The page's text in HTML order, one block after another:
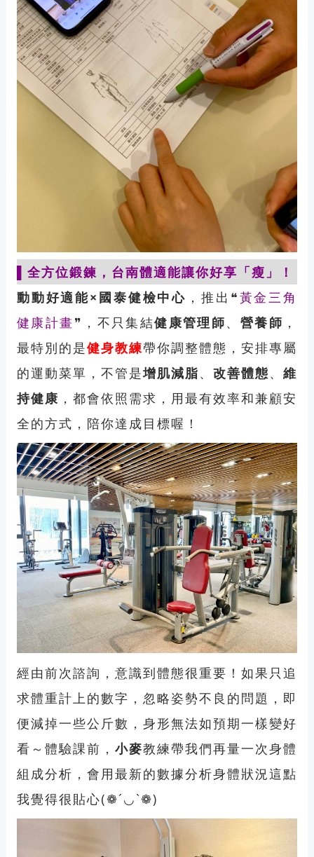
▌全方位鍛鍊，台南體適能讓你好享 「瘦 」
！
動動好適能×國泰健檢中心 ，推出❝黃金三角
健康計畫❞，不只集結健康管理師、 營養師 ，
最特別的是健身教練帶你調整體態，安排專屬
的運動菜單，不管是增肌減脂、改善體態、維
持健康 ，都會依照需求，用最有效率和兼顧安
全的方式，陪你達成目標喔！
經由前次諮詢，意識到體態很重要！如果只追
求體重計上的數字，忽略姿勢不良的問題，即
便減掉一些公斤數，身形無法如預期一樣變好
看～體驗課前， 小麥教練帶我們再量一次身體
組成分析，會用最新的數據分析身體狀況這點
我覺得很貼心(❁´◡`❁)